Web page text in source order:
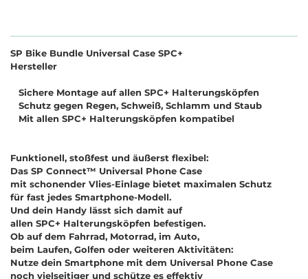
SP Bike Bundle Universal Case SPC+
Hersteller
Sichere Montage auf allen SPC+ Halterungsköpfen
Schutz gegen Regen, Schweiß, Schlamm und Staub
Mit allen SPC+ Halterungsköpfen kompatibel
Funktionell, stoßfest und äußerst flexibel:
Das SP Connect™ Universal Phone Case
mit schonender Vlies-Einlage bietet maximalen Schutz
für fast jedes Smartphone-Modell.
Und dein Handy lässt sich damit auf
allen SPC+ Halterungsköpfen befestigen.
Ob auf dem Fahrrad, Motorrad, im Auto,
beim Laufen, Golfen oder weiteren Aktivitäten:
Nutze dein Smartphone mit dem Universal Phone Case
noch vielseitiger und schütze es effektiv